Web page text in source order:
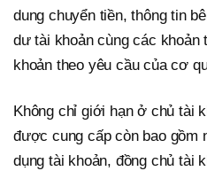
dung chuyển tiền, thông tin
dư tài khoản cùng các khoản
khoản theo yêu cầu của cơ
Không chỉ giới hạn ở chủ tài
được cung cấp còn bao
dụng tài khoản, đồng chủ tài